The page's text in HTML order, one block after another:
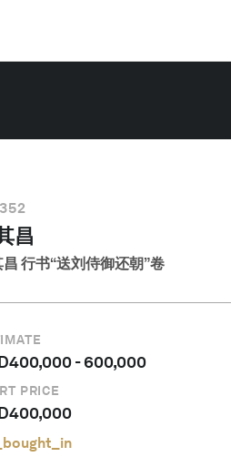
352
昌
行书“送刘侍御还朝”卷
400,000-600,000
PRICE
400,000